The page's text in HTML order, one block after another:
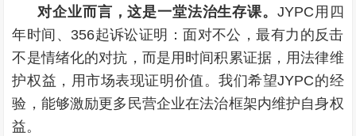
对企业而言，这是一堂法治生存课。 JYPC用四
年时间、356起诉讼证明：面对不公，最有力的反击
不是情绪化的对抗，而是用时间积累证据，用法律维
护权益，用市场表现证明价值。我们希望JYPC的经
验，能够激励更多民营企业在法治框架内维护自身权
益。